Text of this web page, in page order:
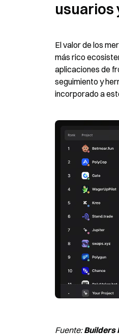
usuarios
El valor de los
más rico
aplicaciones de
seguimiento y
incorporado a
Fuente: Builders